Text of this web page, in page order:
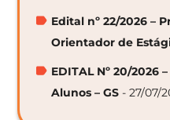
Edital nº 22/2026 –
Orientador de
EDITAL Nº 20/2026
Alunos – GS - 27/07/